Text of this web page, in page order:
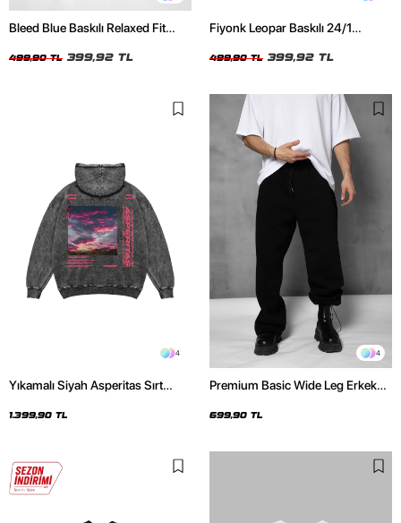
Bleed Blue Baskılı Relaxed Fit
499,90 TL 399,92 TL
Fiyonk Leopar Baskılı 24/1
Tshirt
499,90 TL 399,92 TL
4
Yıkamalı Siyah Asperitas Sırt
1.399,90 TL
4
Premium Basic Wide Leg Erkek
699,90 TL